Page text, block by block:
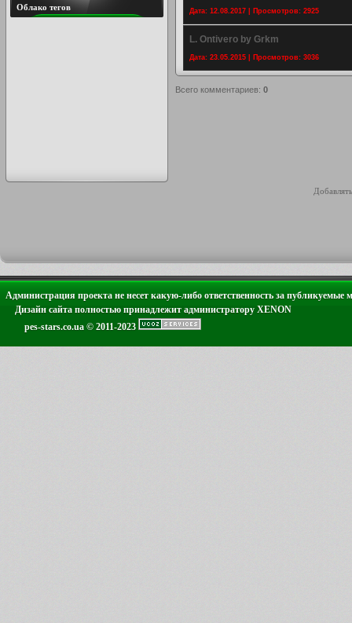
Дата: 12.08.2017 | Просмотров: 2925
L. Ontivero by Grkm
Дата: 23.05.2015 | Просмотров: 3036
Всего комментариев: 0
Облако тегов
Администрация проекта не несет какую-либо ответственность за публикуемые
Дизайн сайта полностью принадлежит администратору XENON
pes-stars.co.ua © 2011-2023